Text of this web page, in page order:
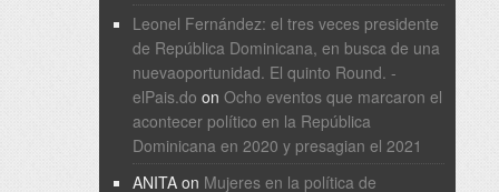
Leonel Fernández: el tres veces presidente
de República Dominicana, en busca de una
nuevaoportunidad. El quinto Round. -
elPais.do on Ocho eventos que marcaron el
acontecer político en la República
Dominicana en 2020 y presagian el 2021
ANITAon Mujeres en la política de